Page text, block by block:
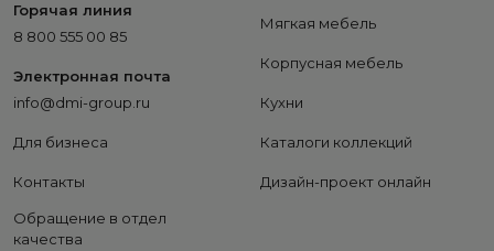
Горячая линия
8 800 555 00 85
Электронная почта
info@dmi-group.ru
Для бизнеса
Контакты
Обращение в отдел
качества
Мягкая мебель
Корпусная мебель
Кухни
Каталоги коллекций
Дизайн-проект онлайн